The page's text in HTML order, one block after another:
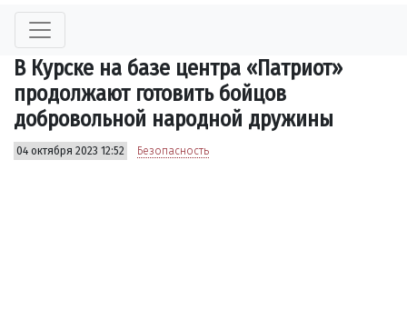
В Курске на базе центра «Патриот»
продолжают готовить бойцов
добровольной народной дружины
04 октября 2023 12:52 Безопасность